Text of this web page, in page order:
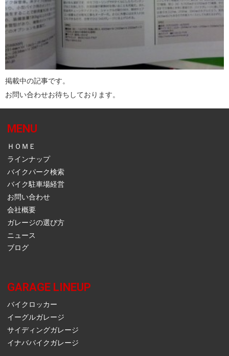
掲載中の記事です。
お問い合わせお待ちしております。
MENU
ＨＯＭＥ
ラインナップ
バイクパーク検索
バイク駐車場経営
お問い合わせ
会社概要
ガレージの選び方
ニュース
ブログ
GARAGE LINEUP
バイクロッカー
イーグルガレージ
サイディングガレージ
イナババイクガレージ